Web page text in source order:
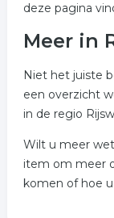
deze pagina
Meer in
Niet het juiste
een overzicht
in de regio
Wilt u meer
item om meer
komen of hoe